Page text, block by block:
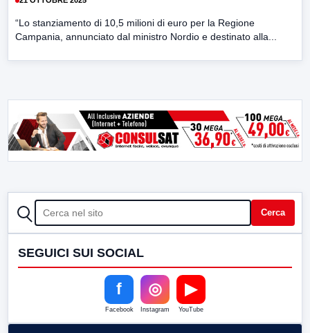
“Lo stanziamento di 10,5 milioni di euro per la Regione
Campania, annunciato dal ministro Nordio e destinato alla...
CERCA Cerca
SEGUICI SUI SOCIAL
f
Facebook
◎
Instagram
▶
YouTube